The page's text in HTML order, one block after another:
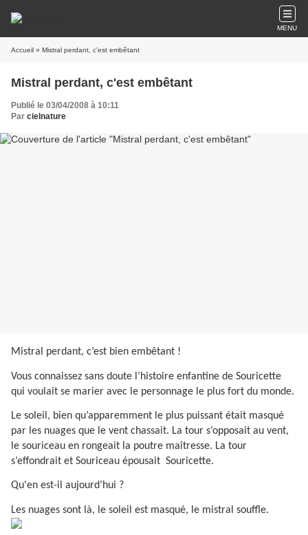
MENU
Accueil » Mistral perdant, c'est embêtant
Mistral perdant, c'est embêtant
Publié le 03/04/2008 à 10:11
Par cielnature
Mistral perdant, c’est bien embêtant !
Vous connaissez sans doute l’histoire enfantine de Souricette
qui voulait se marier avec le personnage le plus fort du monde.
Le soleil, bien qu’apparemment le plus puissant était masqué
par les nuages que le vent chassait. La tour s’opposait au vent,
le souriceau en rongeait la poutre maîtresse. La tour
s’effondrait et Souriceau épousait Souricette.
Qu'en est-il aujourd’hui ?
Les nuages sont là, le soleil est masqué, le mistral souffle.